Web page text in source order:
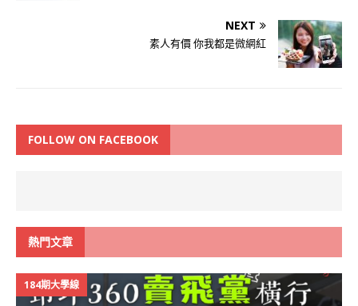
NEXT
素人有價 你我都是微網紅
FOLLOW ON FACEBOOK
熱門文章
184期大學線